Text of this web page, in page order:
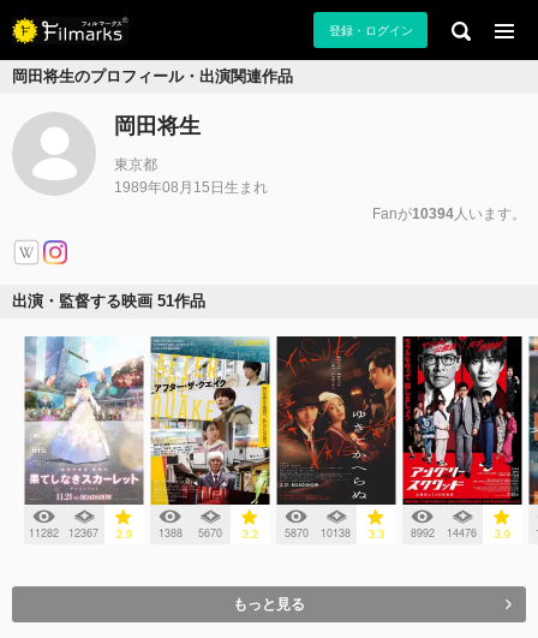
登録・ログイン
岡田将生のプロフィール・出演関連作品
岡田将生
東京都
1989年08月15日生まれ
Fanが10394人います。
出演・監督する映画 51作品
11282 12367 2.9 1388 5670 3.2 5870 10138 3.3 8992 14476 3.9
もっと見る